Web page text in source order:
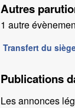
Autres
1 autre
Transfert du
Publications
Les annonces